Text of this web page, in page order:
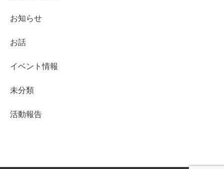
お知らせ
お話
イベント情報
未分類
活動報告